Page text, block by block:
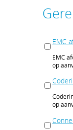
EMC
EMC
op
op